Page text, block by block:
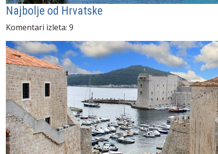
Najbolje od Hrvatske
Komentari izleta: 9